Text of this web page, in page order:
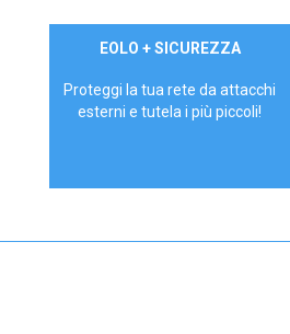
29,90€/mese
EOLO + SICUREZZA
Proteggi la tua rete da attacchi
esterni e tutela i più piccoli!